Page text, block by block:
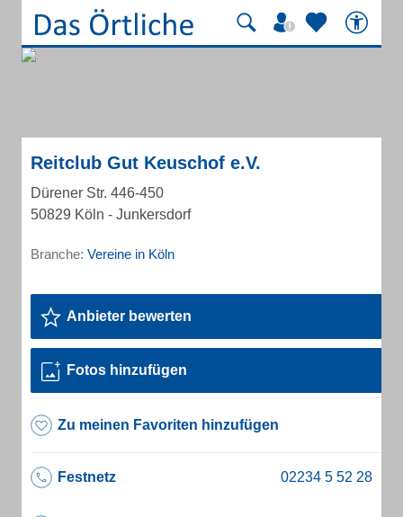
Reitclub Gut Keuschof e.V.
Dürener Str. 446-450
50829 Köln - Junkersdorf
Branche: Vereine in Köln
Anbieter bewerten
Fotos hinzufügen
Zu meinen Favoriten hinzufügen
Festnetz